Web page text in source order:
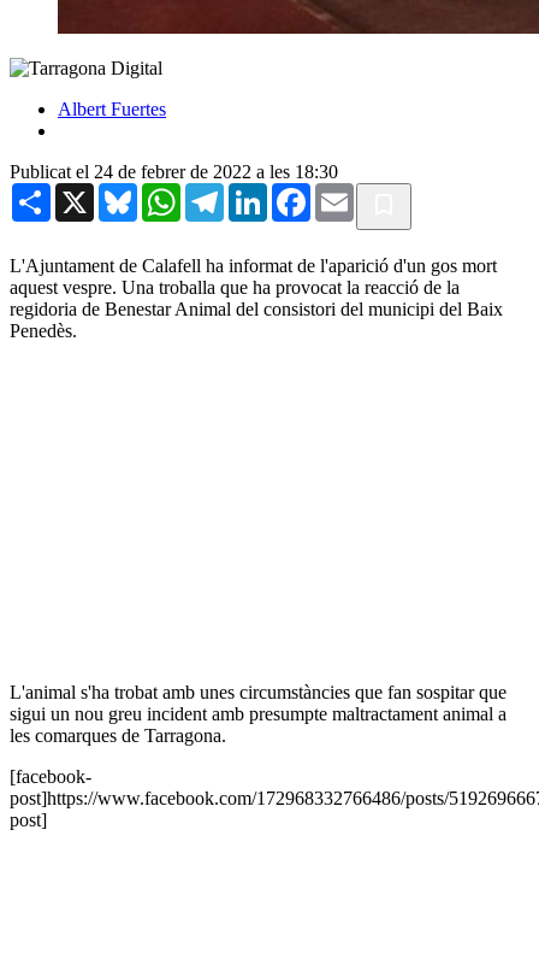
Albert Fuertes
Publicat el 24 de febrer de 2022 a les 18:30
Share X BlueskyWhatsAppTelegramLinkedInFacebook
Email
L'Ajuntament de Calafell ha informat de l'aparició d'un gos mort
aquest vespre. Una troballa que ha provocat la reacció de la
regidoria de Benestar Animal del consistori del municipi del Baix
Penedès.
L'animal s'ha trobat amb unes circumstàncies que fan sospitar que
sigui un nou greu incident amb presumpte maltractament animal a
les comarques de Tarragona.
[facebook-
post]https://www.facebook.com/172968332766486/posts/
post]